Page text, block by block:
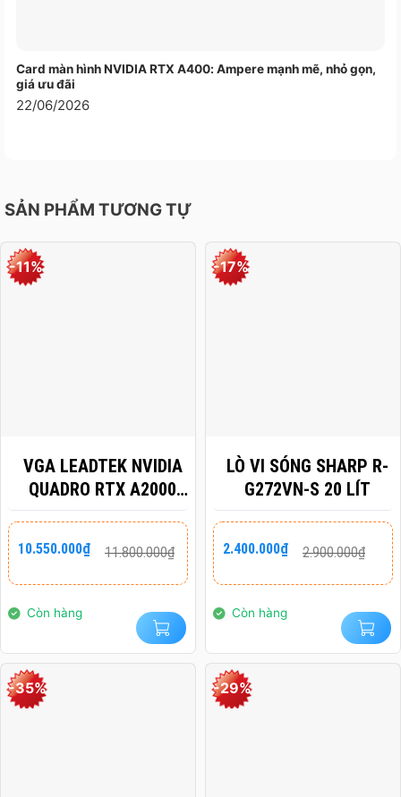
Card màn hình NVIDIA RTX A400: Ampere mạnh mẽ, nhỏ gọn,
giá ưu đãi
22/06/2026
SẢN PHẨM TƯƠNG TỰ
-11%
VGA LEADTEK NVIDIA
QUADRO RTX A2000
6GB DDR6
11.800.000₫
gốc
11.800.000₫.
10.550.000₫
hiện
là:
Còn hàng
-17%
LÒ VI SÓNG SHARP R-
G272VN-S 20 LÍT
2.900.000₫
gốc
2.900.000₫.
2.400.000₫
hiện
là:
Còn hàng
-35% -29%